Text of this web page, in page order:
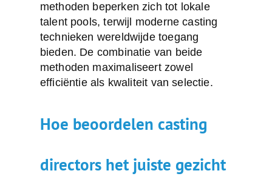
methoden beperken zich tot lokale
talent pools, terwijl moderne casting
technieken wereldwijde toegang
bieden. De combinatie van beide
methoden maximaliseert zowel
efficiëntie als kwaliteit van selectie.
Hoe beoordelen casting
directors het juiste gezicht